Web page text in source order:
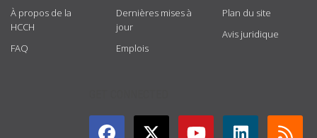
À propos de la
HCCH
FAQ
Dernières mises à
jour
Emplois
Plan du site
Avis juridique